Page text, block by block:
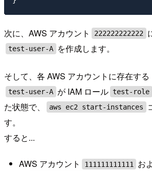
次に、AWS アカウント 222222222222
test-user-A を作成します。
そして、各 AWS アカウントに存在する
test-user-A が IAM ロール test-role
た状態で、
aws ec2 start-instances
す。
すると...
AWS アカウント 111111111111
お